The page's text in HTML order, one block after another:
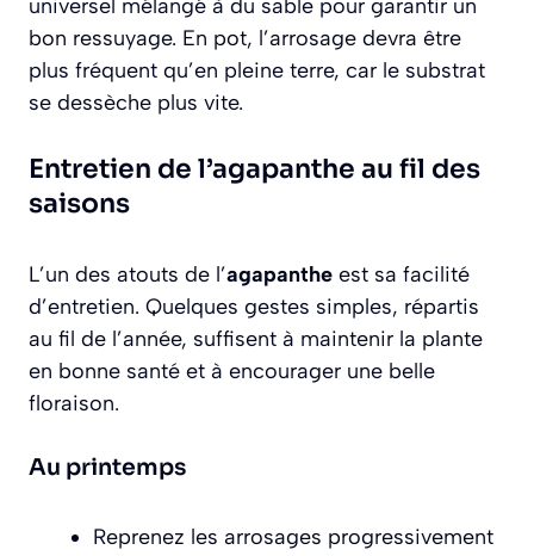
universel mélangé à du sable pour garantir un
bon ressuyage. En pot, l’arrosage devra être
plus fréquent qu’en pleine terre, car le substrat
se dessèche plus vite.
Entretien de l’agapanthe au fil des
saisons
L’un des atouts de l’agapanthe est sa facilité
d’entretien. Quelques gestes simples, répartis
au fil de l’année, suffisent à maintenir la plante
en bonne santé et à encourager une belle
floraison.
Au printemps
Reprenez les arrosages progressivement